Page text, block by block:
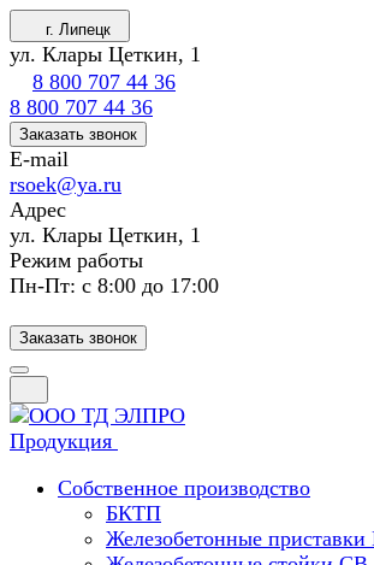
г. Липецк
ул. Клары Цеткин, 1
8 800 707 44 36
8 800 707 44 36
Заказать звонок
E-mail
rsoek@ya.ru
Адрес
ул. Клары Цеткин, 1
Режим работы
Пн-Пт: с 8:00 до 17:00
Заказать звонок
Продукция
Собственное производство
БКТП
Железобетонные